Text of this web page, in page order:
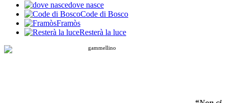
dove nasce
Code di Bosco
Framòs
Resterà la luce